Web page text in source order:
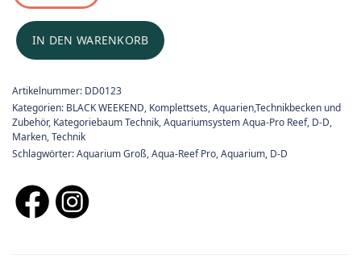
IN DEN WARENKORB
Artikelnummer: DD0123
Kategorien: BLACK WEEKEND, Komplettsets,Aquarien,Technikbecken und
Zubehör, Kategoriebaum Technik,Aquariumsystem Aqua-Pro Reef, D-D,
Marken,Technik
Schlagwörter:Aquarium Groß,Aqua-Reef Pro,Aquarium, D-D